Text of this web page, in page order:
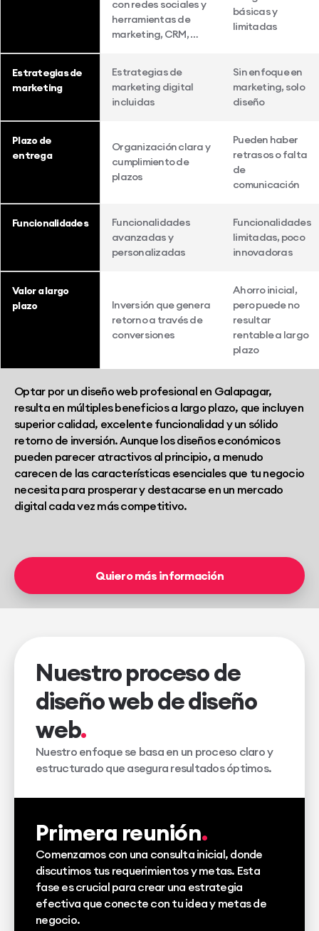
con redes sociales y
herramientas de
marketing, CRM, …
básicas y
limitadas
Estrategias de
marketing
Estrategias de
marketing digital
incluidas
Sin enfoque en
marketing, solo
diseño
Plazo de
entrega
Organización clara y
cumplimiento de
plazos
Pueden haber
retrasos o falta
de
comunicación
Funcionalidades
Funcionalidades
avanzadas y
personalizadas
Funcionalidades
limitadas, poco
innovadoras
Valor a largo
plazo
Inversión que genera
retorno a través de
conversiones
Ahorro inicial,
pero puede no
resultar
rentable a largo
plazo
Optar por un diseño web profesional en Galapagar,
resulta en múltiples beneficios a largo plazo, que incluyen
superior calidad, excelente funcionalidad y un sólido
retorno de inversión. Aunque los diseños económicos
pueden parecer atractivos al principio, a menudo
carecen de las características esenciales que tu negocio
necesita para prosperar y destacarse en un mercado
digital cada vez más competitivo.
Quiero más información
Nuestro proceso de
diseño web de diseño
web
Nuestro enfoque se basa en un proceso claro y
estructurado que asegura resultados óptimos.
Primera reunión
Comenzamos con una consulta inicial, donde
discutimos tus requerimientos y metas. Esta
fase es crucial para crear una estrategia
efectiva que conecte con tu idea y metas de
negocio.